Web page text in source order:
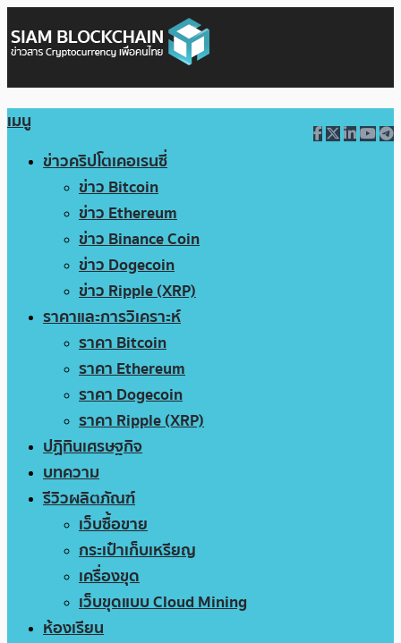
เมนู
ข่าวคริปโตเคอเรนซี่
ข่าว Bitcoin
ข่าว Ethereum
ข่าว Binance Coin
ข่าว Dogecoin
ข่าว Ripple (XRP)
ราคาและการวิเคราะห์
ราคา Bitcoin
ราคา Ethereum
ราคา Dogecoin
ราคา Ripple (XRP)
ปฏิทินเศรษฐกิจ
บทความ
รีวิวผลิตภัณฑ์
เว็บซื้อขาย
กระเป๋าเก็บเหรียญ
เครื่องขุด
เว็บขุดแบบ Cloud Mining
ห้องเรียน